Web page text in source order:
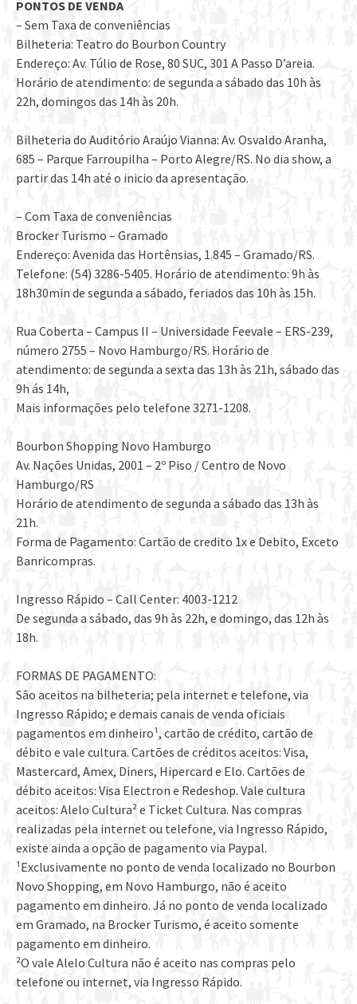
PONTOS DE VENDA
– Sem Taxa de conveniências
Bilheteria: Teatro do Bourbon Country
Endereço: Av. Túlio de Rose, 80 SUC, 301 A Passo D’areia.
Horário de atendimento: de segunda a sábado das 10h às
22h, domingos das 14h às 20h.
Bilheteria do Auditório Araújo Vianna: Av. Osvaldo Aranha,
685 – Parque Farroupilha – Porto Alegre/RS. No dia show, a
partir das 14h até o inicio da apresentação.
– Com Taxa de conveniências
Brocker Turismo – Gramado
Endereço: Avenida das Hortênsias, 1.845 – Gramado/RS.
Telefone: (54) 3286-5405. Horário de atendimento: 9h às
18h30min de segunda a sábado, feriados das 10h às 15h.
Rua Coberta – Campus II – Universidade Feevale – ERS-239,
número 2755 – Novo Hamburgo/RS. Horário de
atendimento: de segunda a sexta das 13h às 21h, sábado das
9h ás 14h,
Mais informações pelo telefone 3271-1208.
Bourbon Shopping Novo Hamburgo
Av. Nações Unidas, 2001 – 2º Piso / Centro de Novo
Hamburgo/RS
Horário de atendimento de segunda a sábado das 13h às
21h.
Forma de Pagamento: Cartão de credito 1x e Debito, Exceto
Banricompras.
Ingresso Rápido – Call Center: 4003-1212
De segunda a sábado, das 9h às 22h, e domingo, das 12h às
18h.
FORMAS DE PAGAMENTO:
São aceitos na bilheteria; pela internet e telefone, via
Ingresso Rápido; e demais canais de venda oficiais
pagamentos em dinheiro¹, cartão de crédito, cartão de
débito e vale cultura. Cartões de créditos aceitos: Visa,
Mastercard, Amex, Diners, Hipercard e Elo. Cartões de
débito aceitos: Visa Electron e Redeshop. Vale cultura
aceitos: Alelo Cultura² e Ticket Cultura. Nas compras
realizadas pela internet ou telefone, via Ingresso Rápido,
existe ainda a opção de pagamento via Paypal.
¹Exclusivamente no ponto de venda localizado no Bourbon
Novo Shopping, em Novo Hamburgo, não é aceito
pagamento em dinheiro. Já no ponto de venda localizado
em Gramado, na Brocker Turismo, é aceito somente
pagamento em dinheiro.
²O vale Alelo Cultura não é aceito nas compras pelo
telefone ou internet, via Ingresso Rápido.